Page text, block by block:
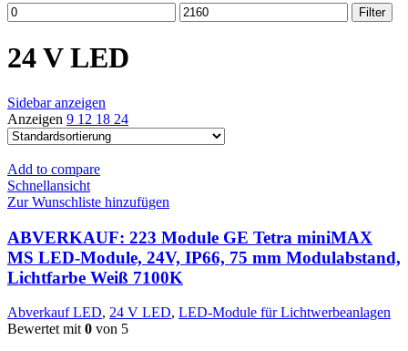
Min.
Preis
Max.
Preis
Filter
24 V LED
Sidebar anzeigen
Anzeigen 9 12 18 24
Add to compare
Schnellansicht
Zur Wunschliste hinzufügen
ABVERKAUF: 223 Module GE Tetra miniMAX
MS LED-Module, 24V, IP66, 75 mm Modulabstand,
Lichtfarbe Weiß 7100K
Abverkauf LED, 24 V LED, LED-Module für Lichtwerbeanlagen
Bewertet mit 0 von 5